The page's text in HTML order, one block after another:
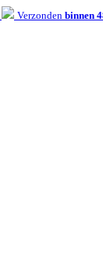
Verzonden binnen